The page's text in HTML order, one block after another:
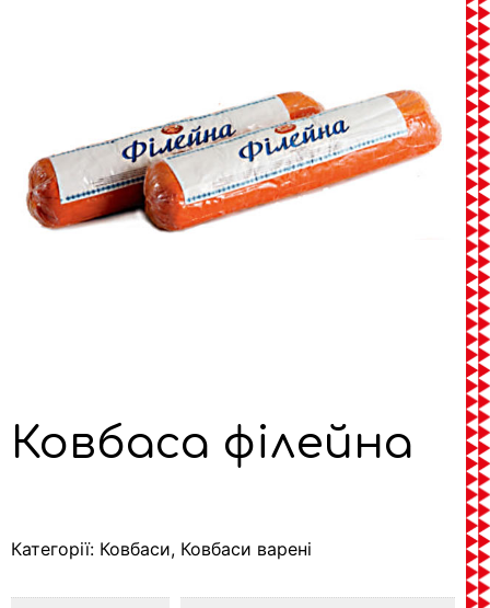
Ковбаса філейна
Категорії: Ковбаси, Ковбаси варені